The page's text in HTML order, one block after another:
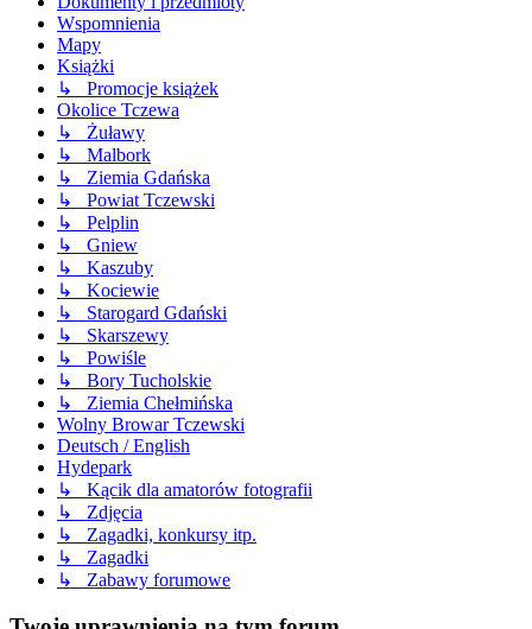
Wspomnienia
Mapy
Książki
↳ Promocje książek
Okolice Tczewa
↳ Żuławy
↳ Malbork
↳ Ziemia Gdańska
↳ Powiat Tczewski
↳ Pelplin
↳ Gniew
↳ Kaszuby
↳ Kociewie
↳ Starogard Gdański
↳ Skarszewy
↳ Powiśle
↳ Bory Tucholskie
↳ Ziemia Chełmińska
Wolny Browar Tczewski
Deutsch / English
Hydepark
↳ Kącik dla amatorów fotografii
↳ Zdjęcia
↳ Zagadki, konkursy itp.
↳ Zagadki
↳ Zabawy forumowe